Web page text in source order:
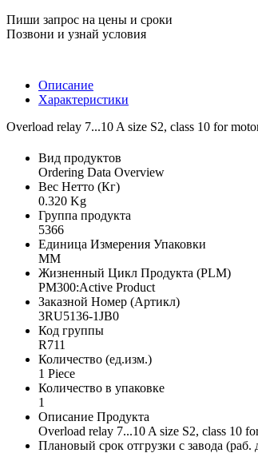
Пиши запрос на цены и сроки
Позвони и узнай условия
Описание
Характеристики
Overload relay 7...10 A size S2, class 10 for
Вид продуктов
Ordering Data Overview
Вес Нетто (Кг)
0.320 Kg
Группа продукта
5366
Единица Измерения Упаковки
MM
Жизненный Цикл Продукта (PLM)
PM300:Active Product
Заказной Номер (Артикл)
3RU5136-1JB0
Код группы
R711
Количество (ед.изм.)
1 Piece
Количество в упаковке
1
Описание Продукта
Overload relay 7...10 A size S2, class 10
Плановый срок отгрузки с завода (раб.